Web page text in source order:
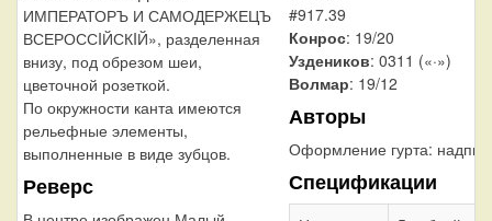
ИМПЕРАТОРЪ И САМОДЕРЖЕЦЪ
ВСЕРОССIЙСКIЙ», разделенная
внизу, под обрезом шеи,
цветочной розеткой.
По окружности канта имеются
рельефные элементы,
выполненные в виде зубцов.
Реверс
#917.39
Конрос: 19/20
Уздеников: 0311 («·»)
Волмар: 19/12
Авторы
Оформление гурта:
Спецификации